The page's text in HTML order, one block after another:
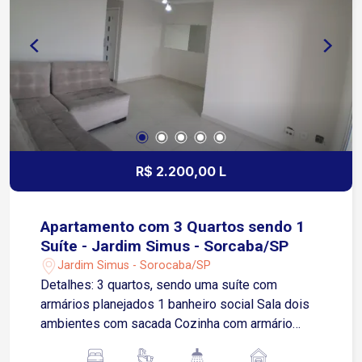
R$ 2.200,00 L
Apartamento com 3 Quartos sendo 1
Suíte - Jardim Simus - Sorcaba/SP
Jardim Simus - Sorocaba/SP
Detalhes: 3 quartos, sendo uma suíte com
armários planejados 1 banheiro social Sala dois
ambientes com sacada Cozinha com armário